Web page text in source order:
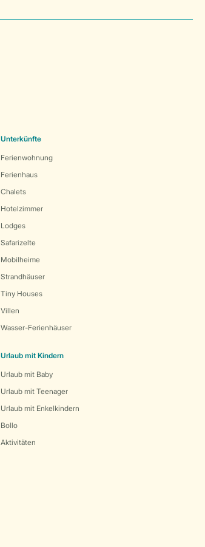
Unterkünfte
Ferienwohnung
Ferienhaus
Chalets
Hotelzimmer
Lodges
Safarizelte
Mobilheime
Strandhäuser
Tiny Houses
Villen
Wasser-Ferienhäuser
Urlaub mit Kindern
Urlaub mit Baby
Urlaub mit Teenager
Urlaub mit Enkelkindern
Bollo
Aktivitäten